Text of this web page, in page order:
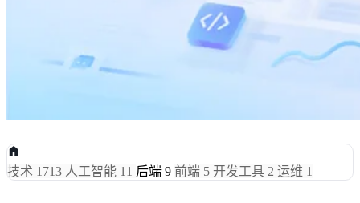
技术 1713 人工智能 11 后端 9 前端 5 开发工具 2 运维 1